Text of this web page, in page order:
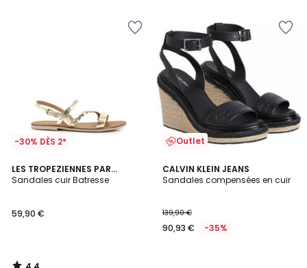
-30% DÈS 2*
LES TROPEZIENNES PAR
M.BELARBI
Sandales cuir Batresse
59,90 €
4,4
/ 5
Outlet
CALVIN KLEIN JEANS
Sandales compensées en cuir
139,90 €
90,93 € -35%